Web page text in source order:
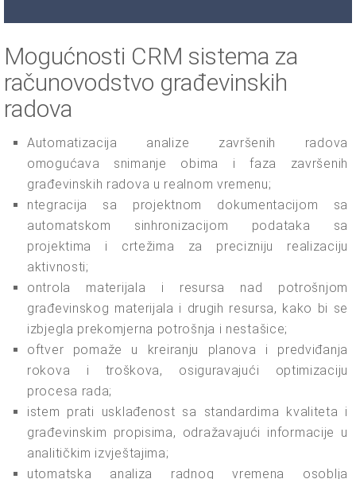
Mogućnosti CRM sistema za
računovodstvo građevinskih
radova
Automatizacija analize završenih radova
omogućava snimanje obima i faza završenih
građevinskih radova u realnom vremenu;
ntegracija sa projektnom dokumentacijom sa
automatskom sinhronizacijom podataka sa
projektima i crtežima za precizniju realizaciju
aktivnosti;
ontrola materijala i resursa nad potrošnjom
građevinskog materijala i drugih resursa, kako bi se
izbjegla prekomjerna potrošnja i nestašice;
oftver pomaže u kreiranju planova i predviđanja
rokova i troškova, osiguravajući optimizaciju
procesa rada;
istem prati usklađenost sa standardima kvaliteta i
građevinskim propisima, odražavajući informacije u
analitičkim izvještajima;
utomatska analiza radnog vremena osoblja